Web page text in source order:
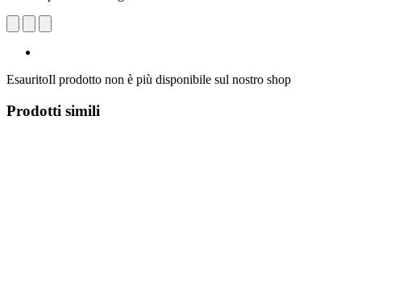
EsauritoIl prodotto non è più disponibile sul nostro shop
Prodotti simili